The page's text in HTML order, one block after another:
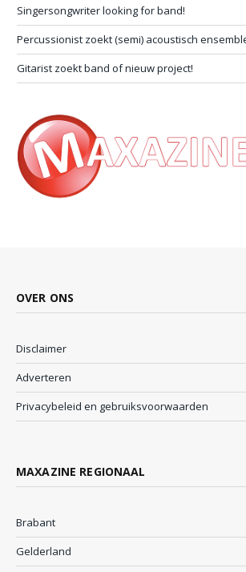
Singersongwriter looking for band!
Percussionist zoekt (semi) acoustisch
Gitarist zoekt band of nieuw project!
OVER ONS
Disclaimer
Adverteren
Privacybeleid en gebruiksvoorwaarden
MAXAZINE REGIONAAL
Brabant
Gelderland